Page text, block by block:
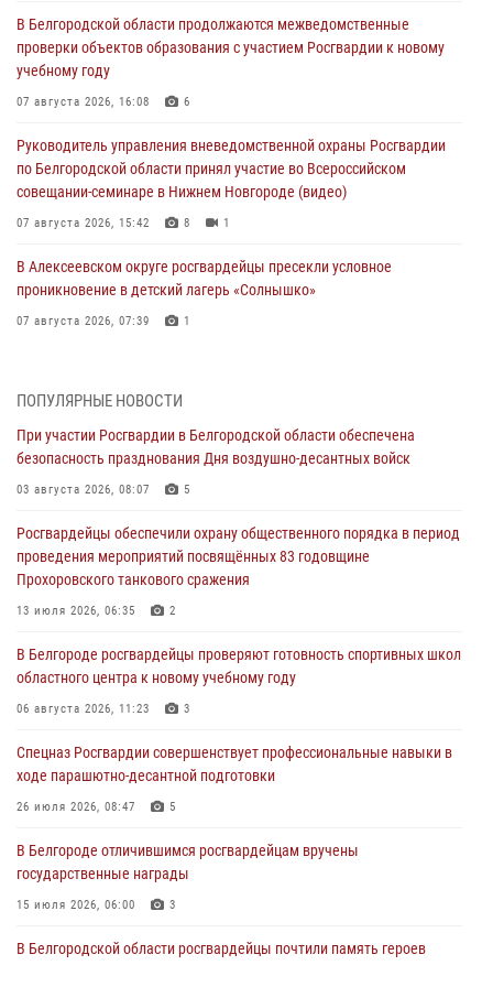
В Белгородской области продолжаются межведомственные
проверки объектов образования с участием Росгвардии к новому
учебному году
07 августа 2026, 16:08 6
Руководитель управления вневедомственной охраны Росгвардии
по Белгородской области принял участие во Всероссийском
совещании-семинаре в Нижнем Новгороде (видео)
07 августа 2026, 15:42 8 1
В Алексеевском округе росгвардейцы пресекли условное
проникновение в детский лагерь «Солнышко»
07 августа 2026, 07:39 1
Подвиги героев‑росгвардейцев увековечили в новой музейной
экспозиции белгородского музея‑диорамы «Курская битва.
06 августа 2026, 12:05 3
В Белгороде росгвардейцы проверяют готовность спортивных школ
областного центра к новому учебному году
Росгвардия обеспечила общественную безопасность празднования
83-й годовщины освобождения г. Белгорода от немецко -
06 августа 2026, 06:54 3
Офицеры Росгвардии и ветераны войск правопорядка почтили
05 августа 2026, 17:12 2
ПОПУЛЯРНЫЕ НОВОСТИ
При участии Росгвардии в Белгородской области обеспечена
безопасность празднования Дня воздушно-десантных войск
03 августа 2026, 08:07 5
Росгвардейцы обеспечили охрану общественного порядка в период
проведения мероприятий посвящённых 83 годовщине
Прохоровского танкового сражения
13 июля 2026, 06:35 2
В Белгороде росгвардейцы проверяют готовность спортивных школ
областного центра к новому учебному году
06 августа 2026, 11:23 3
Спецназ Росгвардии совершенствует профессиональные навыки в
ходе парашютно-десантной подготовки
26 июля 2026, 08:47 5
В Белгороде отличившимся росгвардейцам вручены
государственные награды
15 июля 2026, 06:00 3
В Белгородской области росгвардейцы почтили память героев